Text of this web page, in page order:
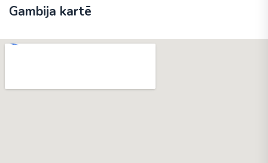
Gambija kartē